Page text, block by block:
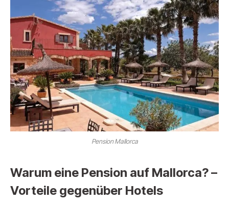
Pension Mallorca
Warum eine Pension auf Mallorca? –
Vorteile gegenüber Hotels